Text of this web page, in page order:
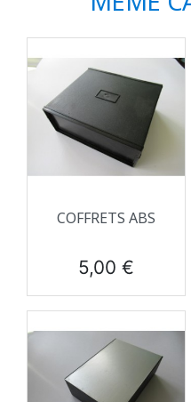
COFFRETS ABS
Prix
5,00 €